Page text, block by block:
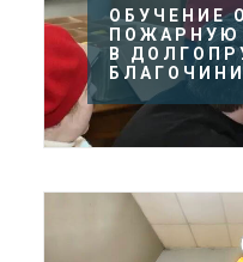
ОБУЧЕНИЕ
ПОЖАРНУЮ
В